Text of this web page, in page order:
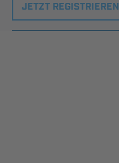
JETZT REGISTRIEREN